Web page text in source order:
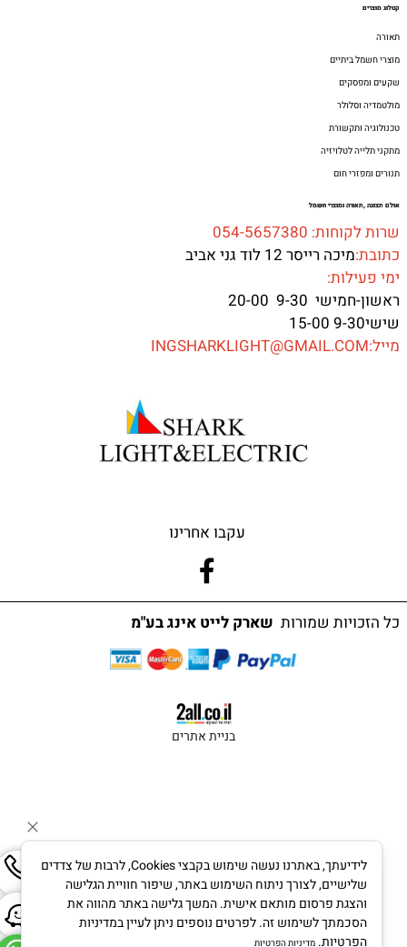
קטלוג מוצרים
תאורה
מוצרי חשמל ביתיים
שקעים ומפסקים
מולטמדיה וסלולר
טכנולוגיה ותקשורת
מתקני תלייה לטלויזיה
תנורים ומפזרי חום
אולם תצוגה ,תאורה ומוצרי חשמל
שרות לקוחות: 054-5657380
כתובת:מיכה רייסר 12 לוד גני אביב
ימי פעילות:
ראשון-חמישי 9-30 20-00
שישי9-30 15-00
מייל:INGSHARKLIGHT@GMAIL.COM
עקבו אחרינו
כל הזכויות שמורות שארק לייט אינג בע"מ
בניית אתרים
לידיעתך, באתרנו נעשה שימוש בקבצי Cookies, לרבות של צדדים
שלישיים, לצורך ניתוח השימוש באתר, שיפור חוויית הגלישה
והצגת פרסום מותאם אישית. המשך גלישה באתר מהווה את
הסכמתך לשימוש זה. לפרטים נוספים ניתן לעיין במדיניות
הפרטיות. מדיניות הפרטיות